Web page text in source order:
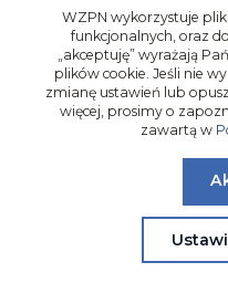
WZPN wykorzystuje
funkcjonalnych, oraz
„akceptuję” wyrażają
plików cookie. Jeśli nie
zmianę ustawień lub
więcej, prosimy o
zawartą w